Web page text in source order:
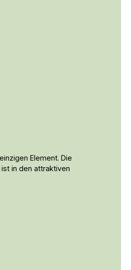
Element. Die
in den attraktiven